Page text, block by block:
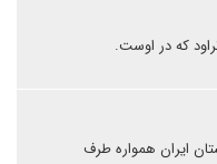
که در اوست.
ایران همواره طرف